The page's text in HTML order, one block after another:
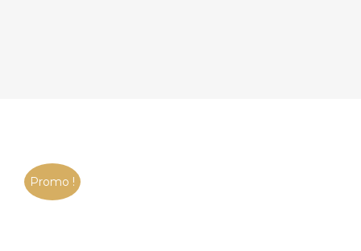
Promo !